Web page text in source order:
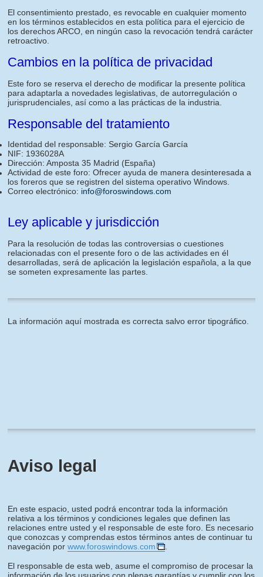
El consentimiento prestado, es revocable en cualquier momento
en los términos establecidos en esta política para el ejercicio de
los derechos ARCO, en ningún caso la revocación tendrá carácter
retroactivo.
Cambios en la política de privacidad
Este foro se reserva el derecho de modificar la presente política
para adaptarla a novedades legislativas, de autorregulación o
jurisprudenciales, así como a las prácticas de la industria.
Responsable del tratamiento
Identidad del responsable: Sergio García García
NIF: 1936028A
Dirección: Amposta 35 Madrid (España)
Actividad de este foro: Ofrecer ayuda de manera desinteresada a
los foreros que se registren del sistema operativo Windows.
Correo electrónico: info@foroswindows.com
Ley aplicable y jurisdicción
Para la resolución de todas las controversias o cuestiones
relacionadas con el presente foro o de las actividades en él
desarrolladas, será de aplicación la legislación española, a la que
se someten expresamente las partes.
La información aquí mostrada es correcta salvo error tipográfico.
Aviso legal
En este espacio, usted podrá encontrar toda la información
relativa a los términos y condiciones legales que definen las
relaciones entre usted y el responsable de este foro. Es necesario
que conozcas y comprendas estos términos antes de continuar tu
navegación por www.foroswindows.com
El responsable de esta web, asume el compromiso de procesar la